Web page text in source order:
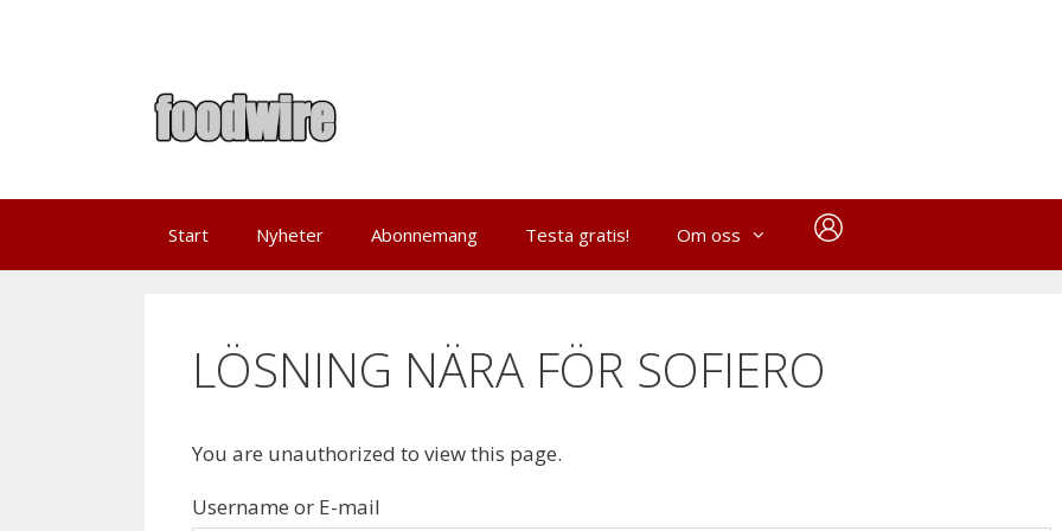
Start Nyheter Abonnemang Testa gratis! Om oss
LÖSNING NÄRA FÖR SOFIERO
You are unauthorized to view this page.
Username or E-mail